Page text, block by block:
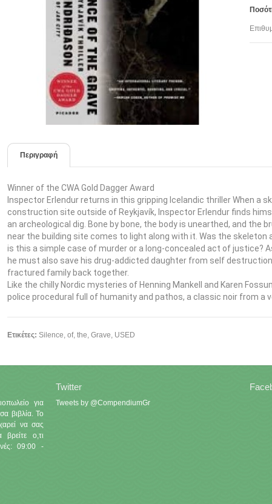
Περιγραφή
Winner of the CWA Gold Dagger Award
Inspector Erlendur returns in this gripping Icelandic thriller When a
construction site outside of Reykjavík, Inspector Erlendur finds
an archeological dig. Bone by bone, the body is unearthed, and the
near the building site comes to light along with it. Was the skeleton
is this a simple case of murder or a long-concealed act of justice?
he must also save his drug-addicted daughter from self
fractured family back together.
Like the chilly Nordic mysteries of Henning Mankell and Karen
police procedural full of humanity and pathos, a classic noir from a
Ετικέτες: Silence, of, the, Grave, USED
για
βιβλία. Το
να σας
ο,τι
09:00 -
Twitter
Tweets by @CompendiumGr